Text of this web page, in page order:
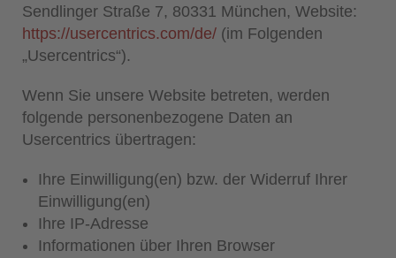
Sendlinger Straße 7, 80331 München, Website:
https://usercentrics.com/de/ (im Folgenden
„Usercentrics“).
Wenn Sie unsere Website betreten, werden
folgende personenbezogene Daten an
Usercentrics übertragen:
Ihre Einwilligung(en) bzw. der Widerruf Ihrer
Einwilligung(en)
Ihre IP-Adresse
Informationen über Ihren Browser